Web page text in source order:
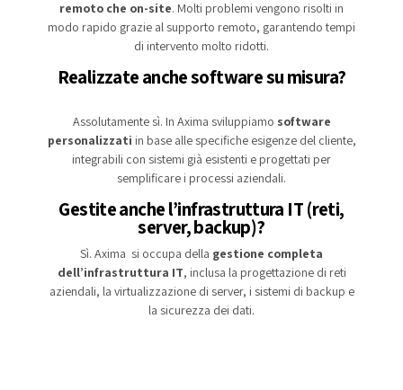
remoto che on-site. Molti problemi vengono risolti in
modo rapido grazie al supporto remoto, garantendo tempi
di intervento molto ridotti.
Realizzate anche software su misura?
Assolutamente sì. In Axima sviluppiamo software
personalizzati in base alle specifiche esigenze del cliente,
integrabili con sistemi già esistenti e progettati per
semplificare i processi aziendali.
Gestite anche l’infrastruttura IT (reti,
server, backup)?
Sì. Axima si occupa della gestione completa
dell’infrastruttura IT, inclusa la progettazione di reti
aziendali, la virtualizzazione di server, i sistemi di backup e
la sicurezza dei dati.